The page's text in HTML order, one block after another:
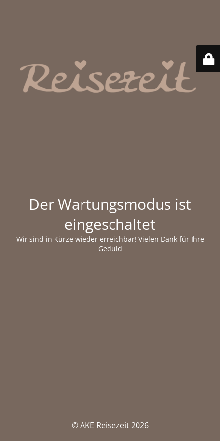
Der Wartungsmodus ist
eingeschaltet
Wir sind in Kürze wieder erreichbar! Vielen Dank für Ihre
Geduld
© AKE Reisezeit 2026